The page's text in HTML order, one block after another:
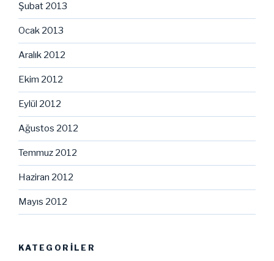
Şubat 2013
Ocak 2013
Aralık 2012
Ekim 2012
Eylül 2012
Ağustos 2012
Temmuz 2012
Haziran 2012
Mayıs 2012
KATEGORILER